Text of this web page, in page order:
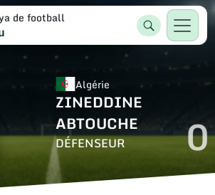
de football
Algérie
ZINEDDINE
ABTOUCHE
DÉFENSEUR 0